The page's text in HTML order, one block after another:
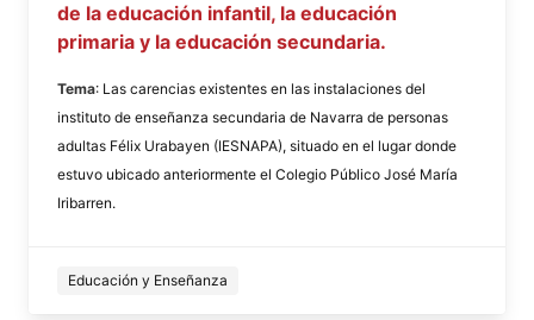
de la educación infantil, la educación
primaria y la educación secundaria.
Tema: Las carencias existentes en las instalaciones del
instituto de enseñanza secundaria de Navarra de personas
adultas Félix Urabayen (IESNAPA), situado en el lugar donde
estuvo ubicado anteriormente el Colegio Público José María
Iribarren.
Educación y Enseñanza